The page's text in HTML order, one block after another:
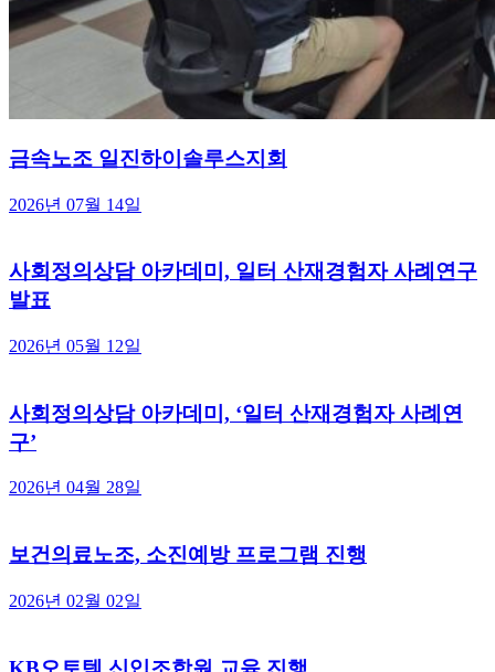
금속노조 일진하이솔루스지회
2026년 07월 14일
사회정의상담 아카데미, 일터 산재경험자 사례연구
발표
2026년 05월 12일
사회정의상담 아카데미, ‘일터 산재경험자 사례연
구’
2026년 04월 28일
보건의료노조, 소진예방 프로그램 진행
2026년 02월 02일